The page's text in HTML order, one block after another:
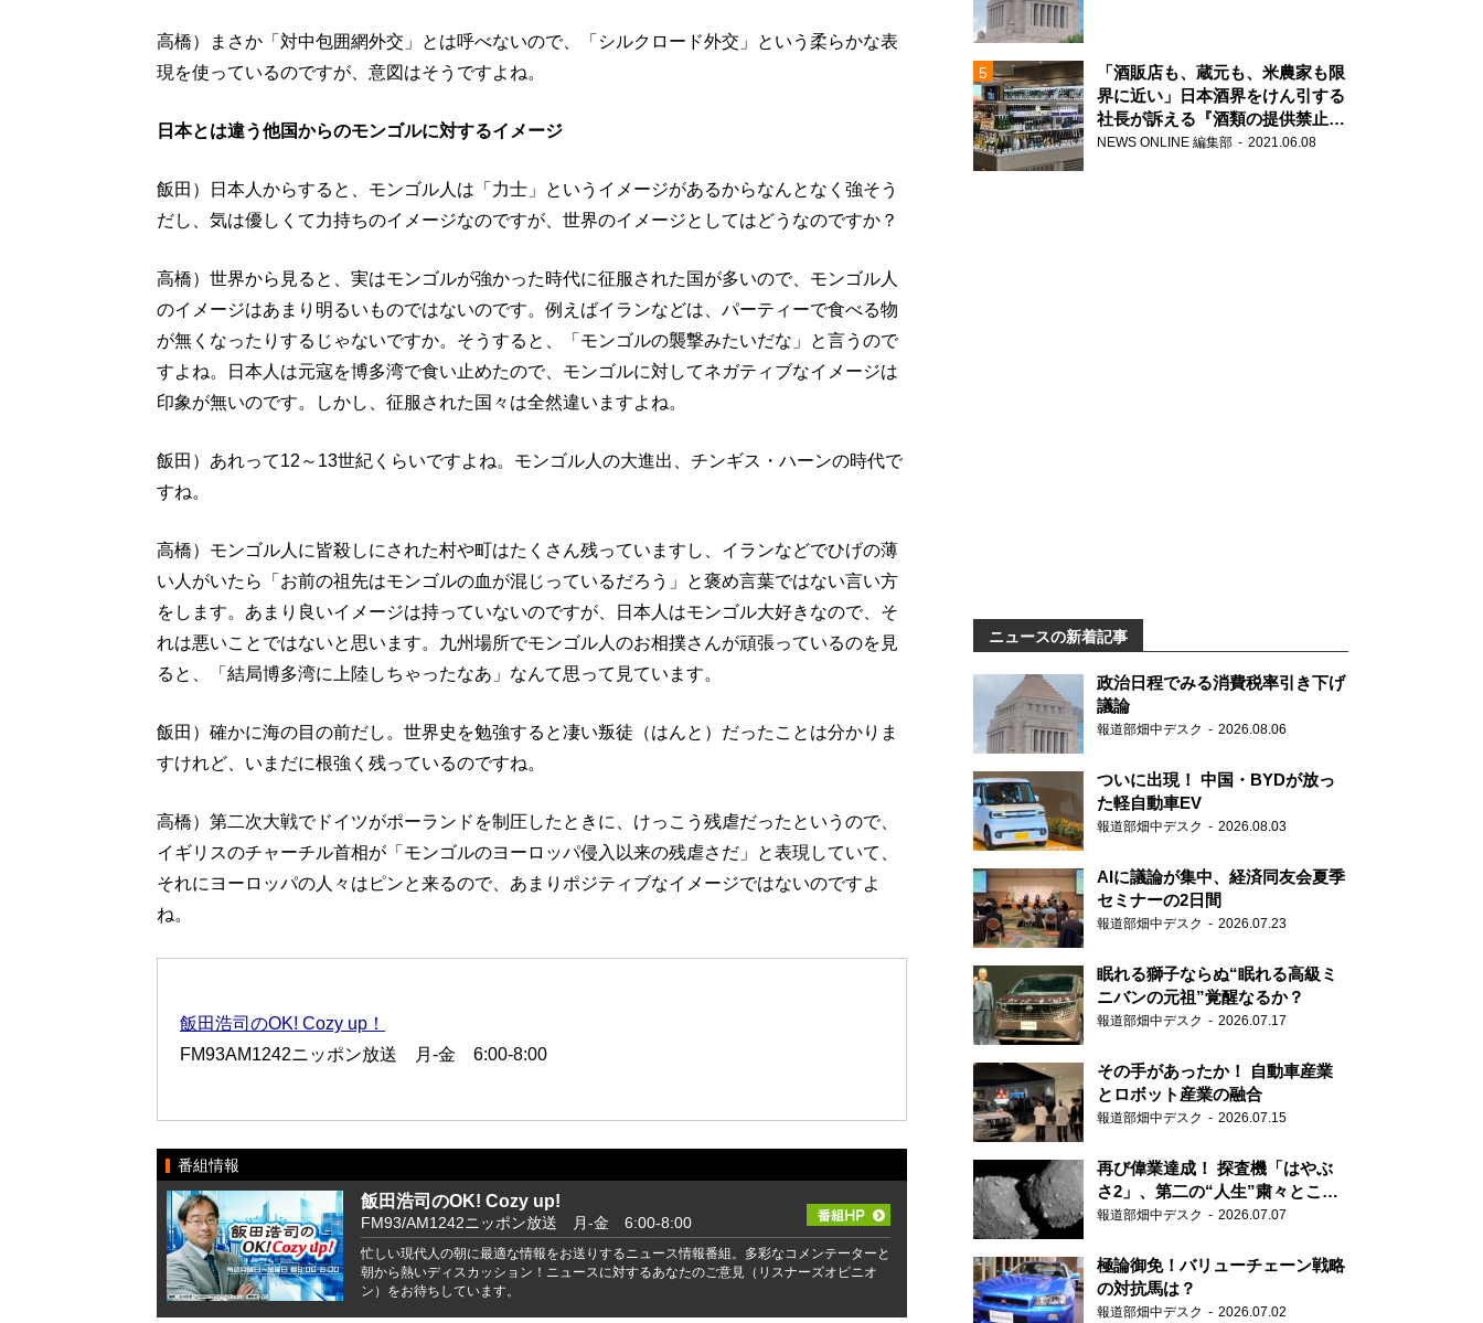
高橋）まさか「対中包囲網外交」とは呼べないので、「シルクロード外交」という柔らかな表
現を使っているのですが、意図はそうですよね。
日本とは違う他国からのモンゴルに対するイメージ
飯田）日本人からすると、モンゴル人は「力士」というイメージがあるからなんとなく強そう
だし、気は優しくて力持ちのイメージなのですが、世界のイメージとしてはどうなのですか？
高橋）世界から見ると、実はモンゴルが強かった時代に征服された国が多いので、モンゴル人
のイメージはあまり明るいものではないのです。例えばイランなどは、パーティーで食べる物
が無くなったりするじゃないですか。そうすると、「モンゴルの襲撃みたいだな」と言うので
すよね。日本人は元寇を博多湾で食い止めたので、モンゴルに対してネガティブなイメージは
印象が無いのです。しかし、征服された国々は全然違いますよね。
飯田）あれって12～13世紀くらいですよね。モンゴル人の大進出、チンギス・ハーンの時代で
すね。
高橋）モンゴル人に皆殺しにされた村や町はたくさん残っていますし、イランなどでひげの薄
い人がいたら「お前の祖先はモンゴルの血が混じっているだろう」と褒め言葉ではない言い方
をします。あまり良いイメージは持っていないのですが、日本人はモンゴル大好きなので、そ
れは悪いことではないと思います。九州場所でモンゴル人のお相撲さんが頑張っているのを見
ると、「結局博多湾に上陸しちゃったなあ」なんて思って見ています。
飯田）確かに海の目の前だし。世界史を勉強すると凄い叛徒（はんと）だったことは分かりま
すけれど、いまだに根強く残っているのですね。
高橋）第二次大戦でドイツがポーランドを制圧したときに、けっこう残虐だったというので、
イギリスのチャーチル首相が「モンゴルのヨーロッパ侵入以来の残虐さだ」と表現していて、
それにヨーロッパの人々はピンと来るので、あまりポジティブなイメージではないのですよ
ね。
飯田浩司のOK! Cozy up！
FM93AM1242ニッポン放送 月-金 6:00-8:00
番組情報
飯田浩司のOK! Cozy up!
FM93/AM1242ニッポン放送 月-金 6:00-8:00
忙しい現代人の朝に最適な情報をお送りするニュース情報番組。多彩なコメンテーターと
朝から熱いディスカッション！ニュースに対するあなたのご意見（リスナーズオピニオ
ン）をお待ちしています。
「酒販店も、蔵元も、米農家も限
界に近い」日本酒界をけん引する
社長が訴える『酒類の提供禁止』
策の大打撃
NEWS ONLINE 編集部 2021.06.08
ニュースの新着記事
政治日程でみる消費税率引き下げ
議論
報道部畑中デスク 2026.08.06
ついに出現！ 中国・BYDが放っ
た軽自動車EV
報道部畑中デスク 2026.08.03
AIに議論が集中、経済同友会夏季
セミナーの2日間
報道部畑中デスク 2026.07.23
眠れる獅子ならぬ“眠れる高級ミ
ニバンの元祖”覚醒なるか？
報道部畑中デスク 2026.07.17
その手があったか！ 自動車産業
とロボット産業の融合
報道部畑中デスク 2026.07.15
再び偉業達成！ 探査機「はやぶ
さ2」、第二の“人生”粛々とこな
す
報道部畑中デスク 2026.07.07
極論御免！バリューチェーン戦略
の対抗馬は？
報道部畑中デスク 2026.07.02